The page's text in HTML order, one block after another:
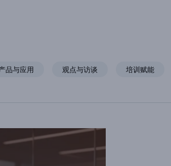
品与应用 观点与访谈 培训赋能